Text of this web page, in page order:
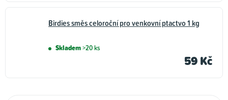
Birdies směs celoroční pro venkovní ptactvo 1 kg
Skladem>20 ks
59 Kč